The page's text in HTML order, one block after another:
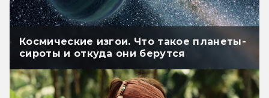
Космические изгои. Что такое планеты-
сироты и откуда они берутся